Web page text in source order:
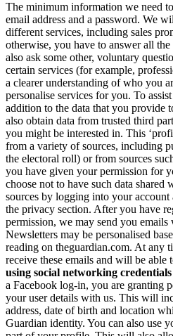
The minimum information we need
email address and a password. We
different services, including sales
otherwise, you have to answer all
also ask some other, voluntary
certain services (for example,
a clearer understanding of who you
personalise services for you. To
addition to the data that you provide
also obtain data from trusted third
you might be interested in. This
from a variety of sources, including
the electoral roll) or from sources
you have given your permission for
choose not to have such data shared
sources by logging into your account
the privacy section. After you have
permission, we may send you
Newsletters may be personalised
reading on theguardian.com. At any
receive these emails and will be able
using social networking credentials
a Facebook log-in, you are granting
your user details with us. This will
address, date of birth and location
Guardian identity. You can also use